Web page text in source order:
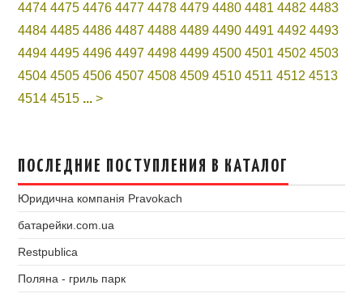
4474 4475 4476 4477 4478 4479 4480 4481 4482 4483
4484 4485 4486 4487 4488 4489 4490 4491 4492 4493
4494 4495 4496 4497 4498 4499 4500 4501 4502 4503
4504 4505 4506 4507 4508 4509 4510 4511 4512 4513
4514 4515 ... >
ПОСЛЕДНИЕ ПОСТУПЛЕНИЯ В КАТАЛОГ
Юридична компанія Pravokach
батарейки.com.ua
Restpublica
Поляна - гриль парк